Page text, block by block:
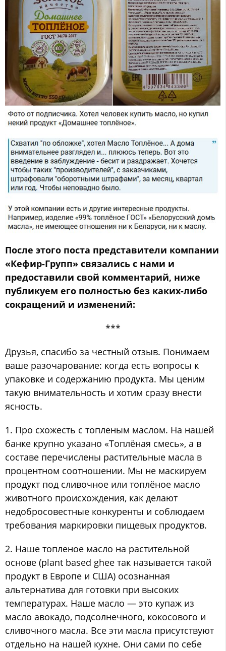
После этого поста представители компании
«Кефир-Групп» связались с нами и
предоставили свой комментарий, ниже
публикуем его полностью без каких-либо
сокращений и изменений:
***
Друзья, спасибо за честный отзыв. Понимаем
ваше разочарование: когда есть вопросы к
упаковке и содержанию продукта. Мы ценим
такую внимательность и хотим сразу внести
ясность.
1. Про схожесть с топленым маслом. На нашей
банке крупно указано «Топлёная смесь», а в
составе перечислены растительные масла в
процентном соотношении. Мы не маскируем
продукт под сливочное или топлёное масло
животного происхождения, как делают
недобросовестные конкуренты и соблюдаем
требования маркировки пищевых продуктов.
2. Наше топленое масло на растительной
основе (plant based ghee так называется такой
продукт в Европе и США) осознанная
альтернатива для готовки при высоких
температурах. Наше масло — это купаж из
масло авокадо, подсолнечного, кокосового и
сливочного масла. Все эти масла присутствуют
отдельно на нашей кухне. Они сами по себе